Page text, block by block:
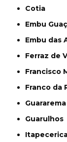
Cotia
Embu
Embu das
Ferraz de
Francisco
Franco da
Guararema
Guarulhos